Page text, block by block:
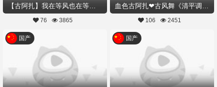
76 3865 106 2451
国产 国产